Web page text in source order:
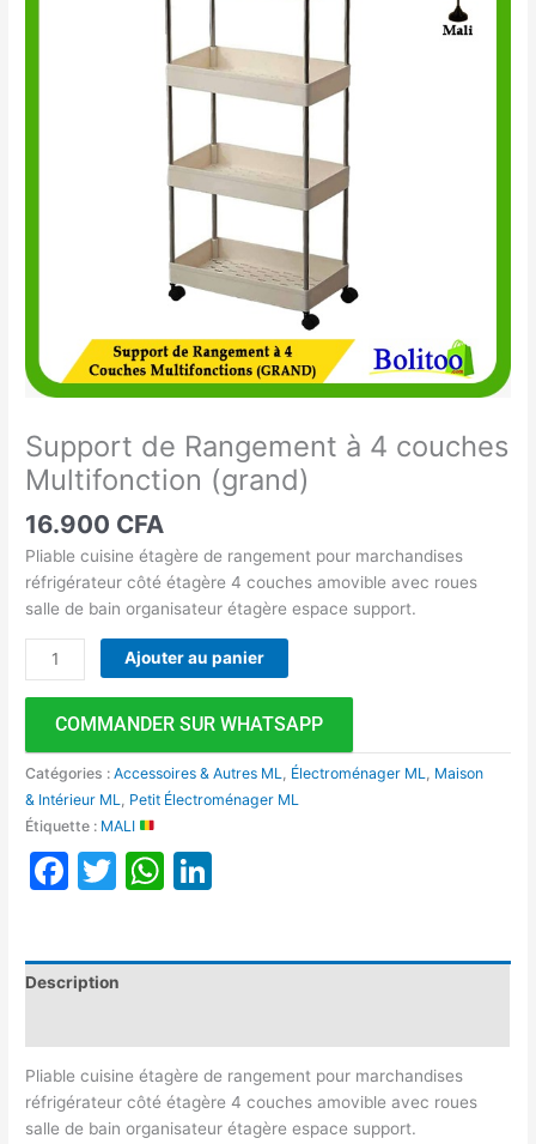
Support de Rangement à 4 couches
Multifonction (grand)
16.900 CFA
Pliable cuisine étagère de rangement pour marchandises
réfrigérateur côté étagère 4 couches amovible avec roues
salle de bain organisateur étagère espace support.
Ajouter au panier
COMMANDER SUR WHATSAPP
Catégories :Accessoires & Autres ML Électroménager ML
Maison
& Intérieur ML
Petit Électroménager ML
Étiquette : MALI
Facebook
TwitterWhatsApp
Description
Pliable cuisine étagère de rangement pour marchandises
réfrigérateur côté étagère 4 couches amovible avec roues
salle de bain organisateur étagère espace support.